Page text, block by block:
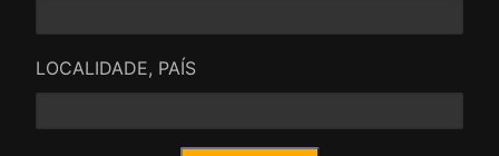
LOCALIDADE, PAÍS